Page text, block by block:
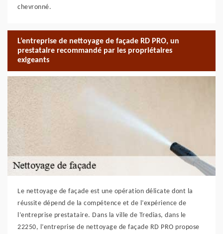
chevronné.
L’entreprise de nettoyage de façade RD PRO, un
prestataire recommandé par les propriétaires
exigeants
Le nettoyage de façade est une opération délicate dont la
réussite dépend de la compétence et de l’expérience de
l’entreprise prestataire. Dans la ville de Tredias, dans le
22250, l’entreprise de nettoyage de façade RD PRO propose